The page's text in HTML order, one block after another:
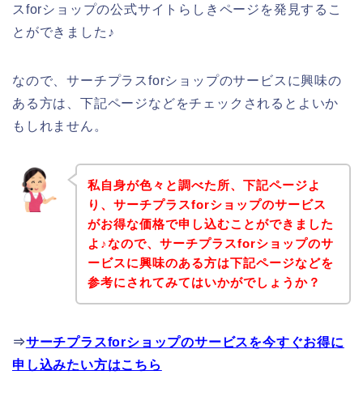
スforショップの公式サイトらしきページを発見するこ
とができました♪
なので、サーチプラスforショップのサービスに興味の
ある方は、下記ページなどをチェックされるとよいか
もしれません。
私自身が色々と調べた所、下記ページよ
り、サーチプラスforショップのサービス
がお得な価格で申し込むことができました
よ♪なので、サーチプラスforショップのサ
ービスに興味のある方は下記ページなどを
参考にされてみてはいかがでしょうか？
⇒サーチプラスforショップのサービスを今すぐお得に
申し込みたい方はこちら